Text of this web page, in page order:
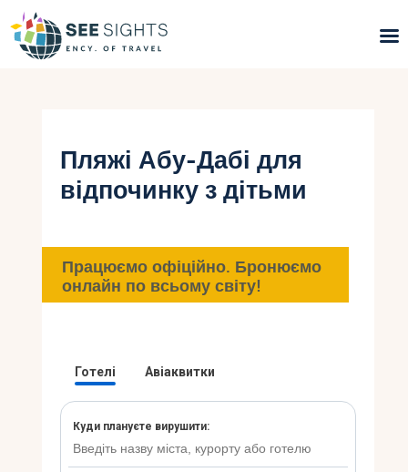
Гарячі тури
Типи Турів
Інфо
Контакти
Пляжі Абу-Дабі для
відпочинку з дітьми
Працюємо офіційно. Бронюємо
онлайн по всьому світу!